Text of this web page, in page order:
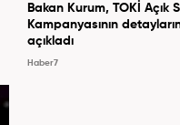
Bakan Kurum, TOKİ Açık
Kampanyasının
açıkladı
Haber7